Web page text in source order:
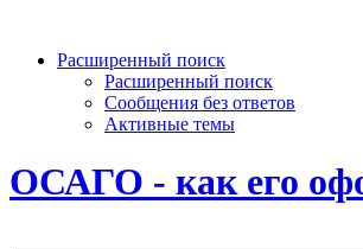
Расширенный поиск
Расширенный поиск
Сообщения без ответов
Активные темы
ОСАГО - как его